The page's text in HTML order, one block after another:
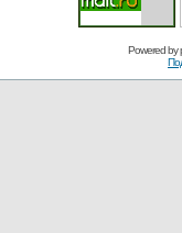
Powered by